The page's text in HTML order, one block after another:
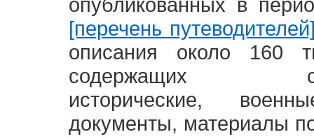
[перечень
описания около 160
содержащих
исторические,
документы, материалы